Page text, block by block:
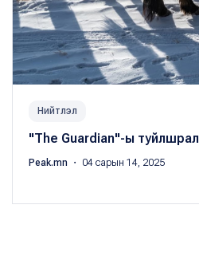
Нийтлэл
"The Guardian"-ы туйлшрал
Peak.mn ・ 04 сарын 14, 2025